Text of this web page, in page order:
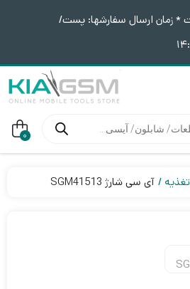
* زمان ارسال سفارشها: پست/
0
آی سی شارژ SGM41513